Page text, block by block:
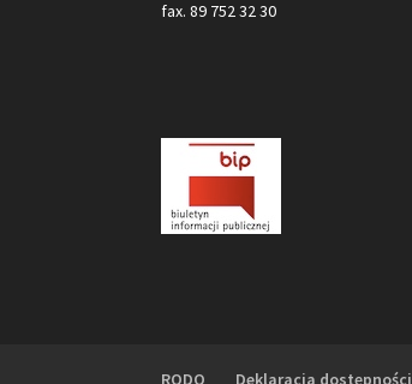
fax. 89 752 32 30
RODO Deklaracja dostępności